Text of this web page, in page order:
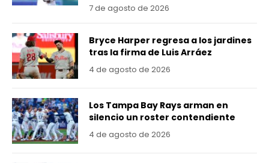
7 de agosto de 2026
Bryce Harper regresa a los jardines
tras la firma de Luis Arráez
4 de agosto de 2026
Los Tampa Bay Rays arman en
silencio un roster contendiente
4 de agosto de 2026